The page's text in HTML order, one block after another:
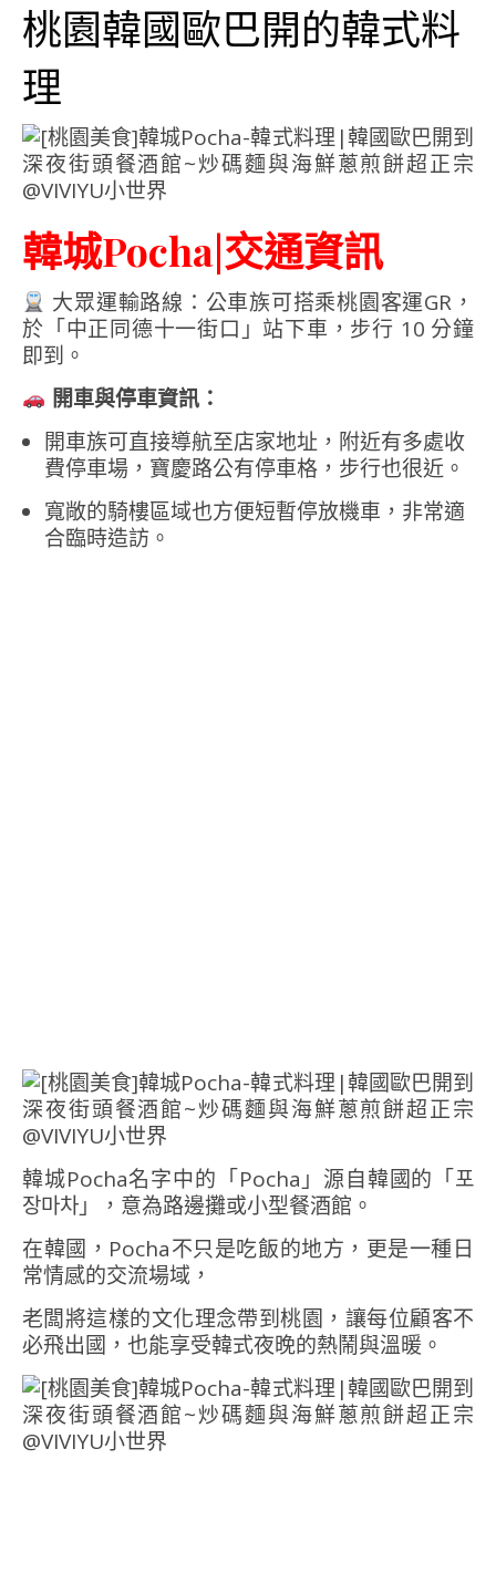
桃園韓國歐巴開的韓式料
理
韓城Pocha|交通資訊
大眾運輸路線：公車族可搭乘桃園客運GR，
於「中正同德十一街口」站下車，步行 10 分鐘
即到。
開車與停車資訊：
開車族可直接導航至店家地址，附近有多處收
費停車場，寶慶路公有停車格，步行也很近。
寬敞的騎樓區域也方便短暫停放機車，非常適
合臨時造訪。
韓城Pocha名字中的「Pocha」源自韓國的「포
장마차」，意為路邊攤或小型餐酒館。
在韓國，Pocha不只是吃飯的地方，更是一種日
常情感的交流場域，
老闆將這樣的文化理念帶到桃園，讓每位顧客不
必飛出國，也能享受韓式夜晚的熱鬧與溫暖。